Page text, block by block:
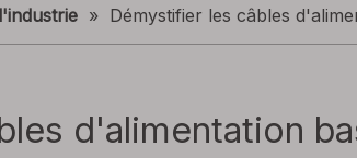
» Démystifier les câbles
d'alimentation